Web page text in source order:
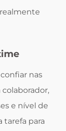
nas
colaborador,
e nível de
tarefa para